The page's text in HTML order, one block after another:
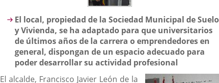
Descripción
El local, propiedad de la Sociedad Municipal de Suelo
y Vivienda, se ha adaptado para que universitarios
de últimos años de la carrera o emprendedores en
general, dispongan de un espacio adecuado para
poder desarrollar su actividad profesional
El alcalde, Francisco Javier León de la